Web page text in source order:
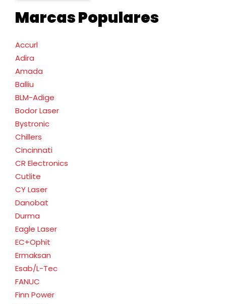
Marcas Populares
Accurl
Adira
Amada
Balliu
BLM-Adige
Bodor Laser
Bystronic
Chillers
Cincinnati
CR Electronics
Cutlite
CY Laser
Danobat
Durma
Eagle Laser
EC+Ophit
Ermaksan
Esab/L-Tec
FANUC
Finn Power